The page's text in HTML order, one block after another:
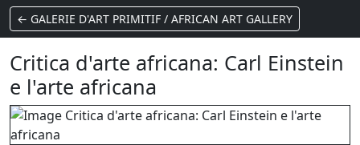
← GALERIE D'ART PRIMITIF / AFRICAN ART GALLERY
Critica d'arte africana: Carl Einstein
e l'arte africana